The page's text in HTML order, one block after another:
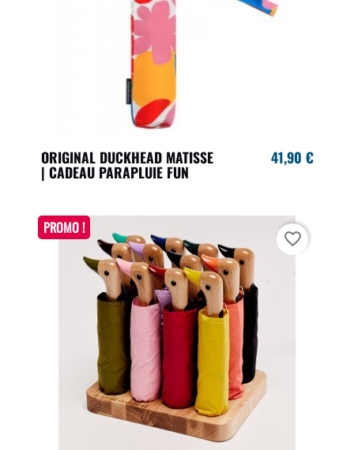
ORIGINAL DUCKHEAD MATISSE
| CADEAU PARAPLUIE FUN
41,90 €
PROMO !
favorite_border